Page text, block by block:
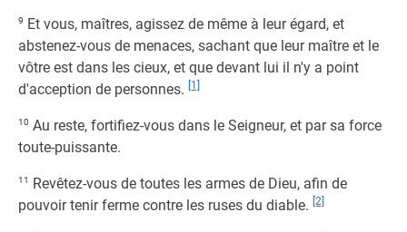
9 Et vous, maîtres, agissez de même à leur égard, et
abstenez-vous de menaces, sachant que leur maître et le
vôtre est dans les cieux, et que devant lui il n'y a point
d'acception de personnes.
[1]
10 Au reste, fortifiez-vous dans le Seigneur, et par sa force
toute-puissante.
11
Revêtez-vous de toutes les armes de Dieu, afin de
pouvoir tenir ferme contre les ruses du diable. [2]